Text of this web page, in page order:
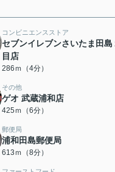
コンビニエンスストア
セブンイレブンさいたま田島
目店
286ｍ（4分）
その他
ゲオ 武蔵浦和店
425ｍ（6分）
郵便局
浦和田島郵便局
613ｍ（8分）